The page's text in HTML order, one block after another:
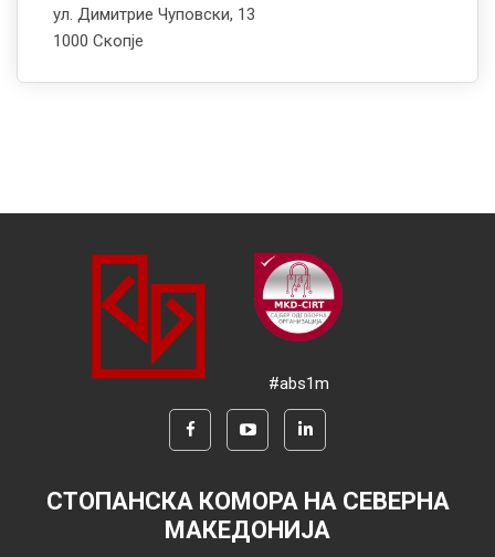
ул. Димитрие Чуповски, 13
1000 Скопје
#abs1m
СТОПАНСКА КОМОРА НА СЕВЕРНА
МАКЕДОНИЈА